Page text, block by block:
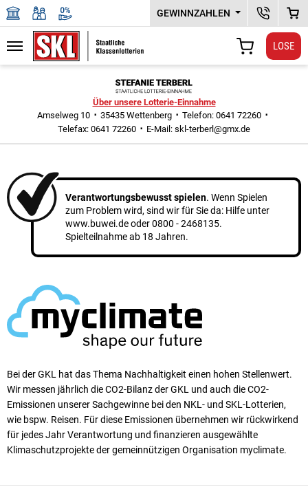
Über unsere Lotterie-Einnahme
Amselweg 10
35435 Wettenberg
Telefon: 0641 72260
Telefax: 0641 72260
E-Mail: skl-terberl@gmx.de
GEWINNZAHLEN
Navigation
LOSE
Verantwortungsbewusst spielen. Wenn Spielen
zum Problem wird, sind wir für Sie da: Hilfe unter
www.buwei.deoder0800 - 2468135.
Spielteilnahme ab 18 Jahren.
Bei der GKL hat das Thema Nachhaltigkeit einen ho­hen Stellen­wert.
Wir messen jährlich die CO2-Bilanz der GKL und auch die CO2-
Emissionen unserer Sach­ge­winne bei den NKL- und SKL-Lotterien,
wie bspw. Reisen. Für diese Emissionen übernehmen wir rück­wirkend
für jedes Jahr Verantwortung und finanzieren ausgewählte
Klimaschutzprojekte der gemeinnützigen Organisation myclimate.